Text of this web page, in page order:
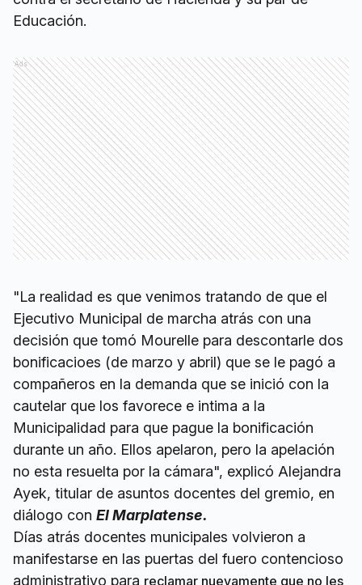
Educación.
Ads
"La realidad es que venimos tratando de que el
Ejecutivo Municipal de marcha atrás con una
decisión que tomó Mourelle para descontarle dos
bonificacioes (de marzo y abril) que se le pagó a
compañeros en la demanda que se inició con la
cautelar que los favorece e intima a la
Municipalidad para que pague la bonificación
durante un año. Ellos apelaron, pero la apelación
no esta resuelta por la cámara", explicó Alejandra
Ayek, titular de asuntos docentes del gremio, en
diálogo con El Marplatense.
Días atrás docentes municipales volvieron a
manifestarse en las puertas del fuero contencioso
administrativo para reclamar nuevamente que no les